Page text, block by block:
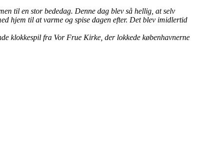
til en stor bededag. Denne dag blev så hellig, at selv
hjem til at varme og spise dagen efter. Det blev imidlertid
klokkespil fra Vor Frue Kirke, der lokkede københavnerne